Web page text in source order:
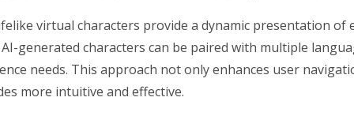
virtual characters provide a dynamic presentation
generated characters can be paired with multiple
needs. This approach not only enhances user
more intuitive and effective.